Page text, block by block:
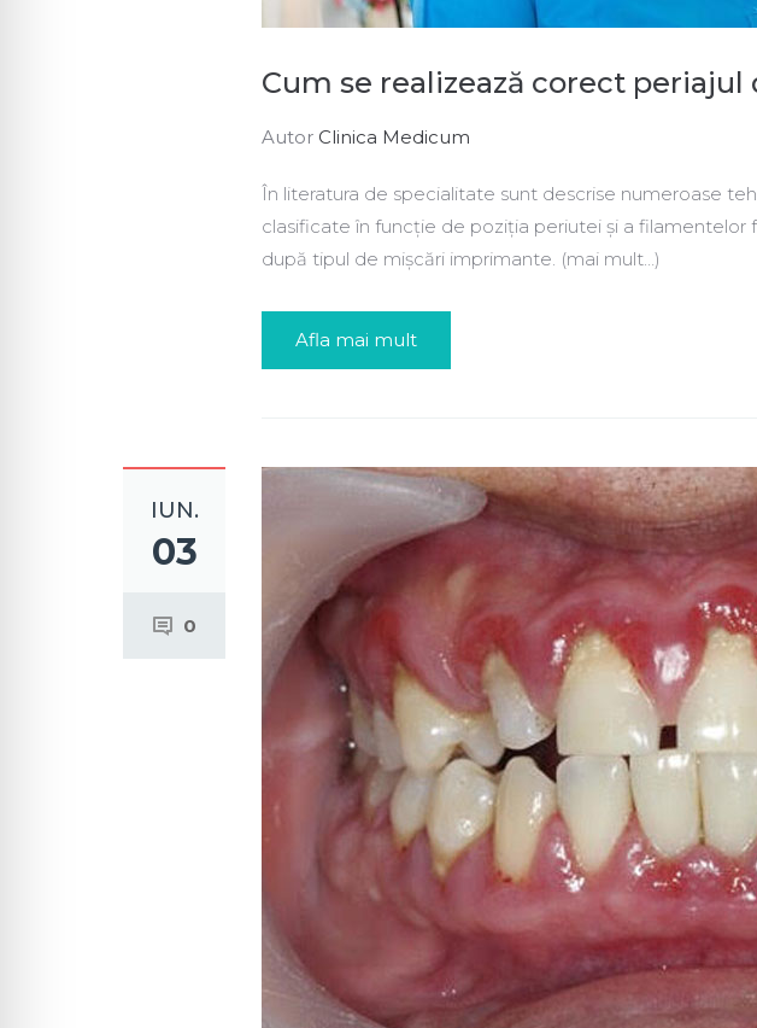
Cum se realizează corect periajul
Autor Clinica Medicum
În literatura de specialitate sunt descrise numeroase
clasificate în funcție de poziția periutei și a filamentelor
după tipul de mișcări imprimante. (mai mult…)
Afla mai mult
IUN.
03
0